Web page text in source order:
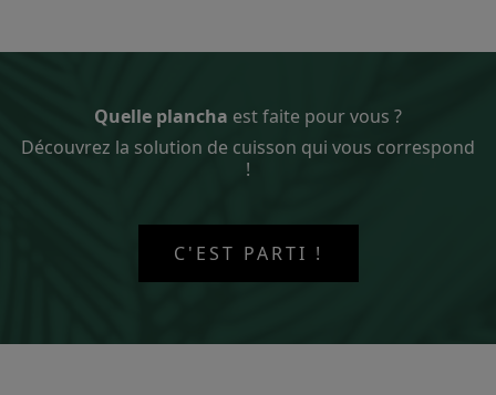
Quelle plancha est faite pour vous ?
Découvrez la solution de cuisson qui vous correspond
!
C'EST PARTI !